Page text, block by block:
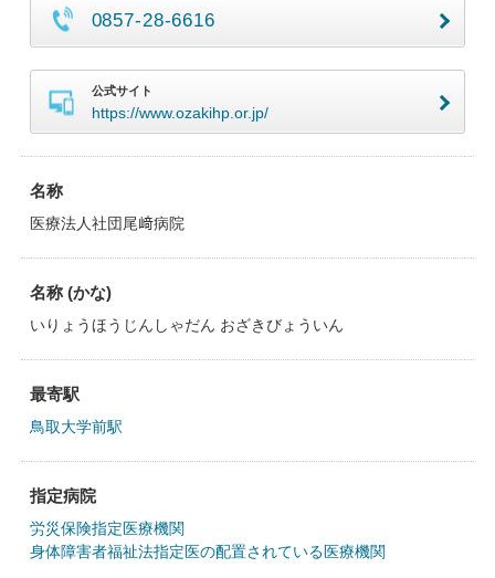
0857-28-6616
公式サイト
https://www.ozakihp.or.jp/
名称
医療法人社団尾﨑病院
名称 (かな)
いりょうほうじんしゃだん おざきびょういん
最寄駅
鳥取大学前駅
指定病院
労災保険指定医療機関
身体障害者福祉法指定医の配置されている医療機関